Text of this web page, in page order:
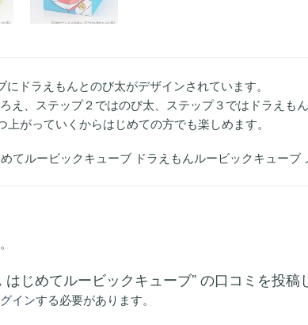
ドラえもんとのび太がデザインされています。
え、ステップ２ではのび太、ステップ３ではドラえもん
がっていくからはじめての方でも楽しめます。
てルービックキューブ ドラえもんルービックキューブ
はじめてルービックキューブ” の口コミを投稿
インする必要があります。